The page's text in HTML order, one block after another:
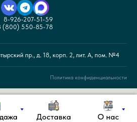
Доставка О нас
8-926-207-51-59
(800) 550-85-78
пр., д. 18, корп. 2, лит. А, пом. №4
Политика конфиденциальности
магазин напольных покрытий «Parket
публичной офертой. Все права защищены.